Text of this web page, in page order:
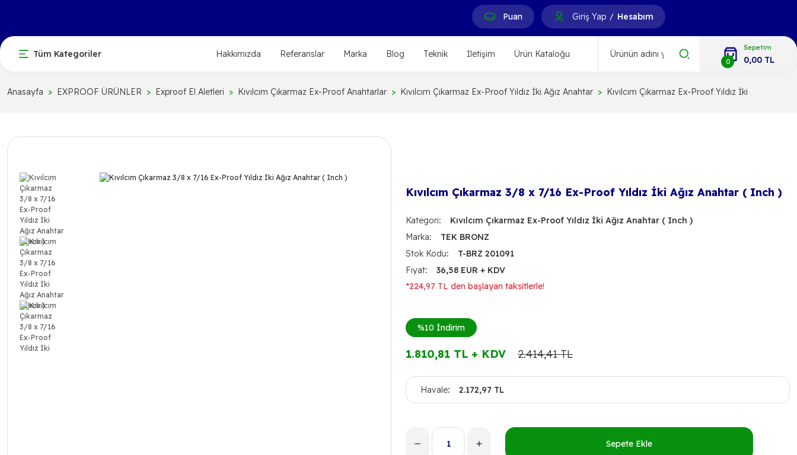
Puan Giriş Yap / Hesabım
Tüm Kategoriler Hakkımızda Referanslar Marka Blog Teknik İletişim Ürün Kataloğu
Sepetim
0
0,00 TL
Anasayfa EXPROOF ÜRÜNLER Exproof El Aletleri Kıvılcım Çıkarmaz Ex-Proof Anahtarlar Kıvılcım Çıkarmaz Ex-Proof Yıldız İki Ağız Anahtar Kıvılcım Çıkarmaz Ex-Proof Yıldız İki Ağız
Kıvılcım Çıkarmaz 3/8 x 7/16 Ex-Proof Yıldız İki Ağız Anahtar ( Inch )
Kategori
Kıvılcım Çıkarmaz Ex-Proof Yıldız İki Ağız Anahtar ( Inch )
Marka
TEK BRONZ
Stok Kodu
T-BRZ 201091
Fiyat
36,58 EUR + KDV
*224,97 TL den başlayan taksitlerle!
%10 İndirim
1.810,81 TL + KDV 2.414,41 TL
Havale 2.172,97 TL
Sepete Ekle